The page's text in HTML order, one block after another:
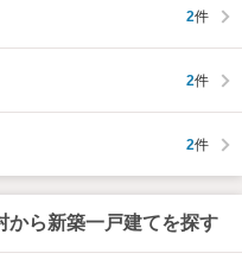
2件
2件
2件
から新築一戸建てを探す